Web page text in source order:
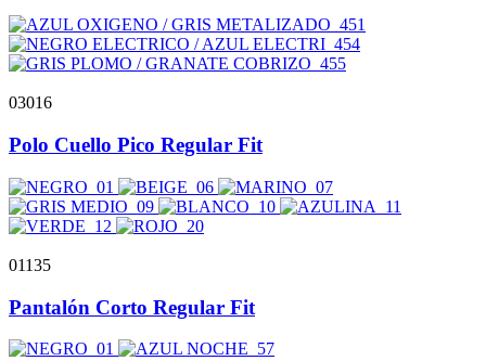
03016
Polo Cuello Pico Regular Fit
01135
Pantalón Corto Regular Fit